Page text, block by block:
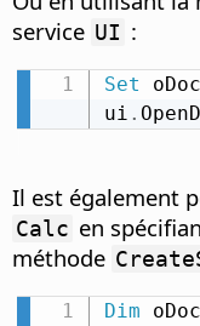
service UI :
Set
ui .
Il est également
Calc en
méthode
Dim